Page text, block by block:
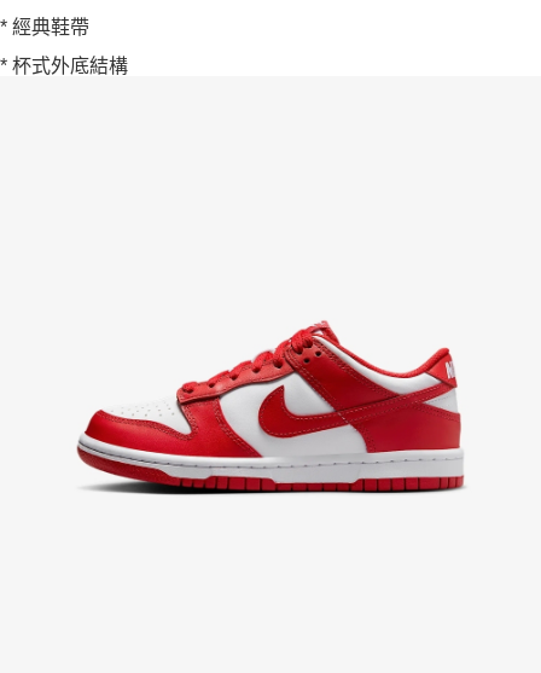
* 經典鞋帶
* 杯式外底結構